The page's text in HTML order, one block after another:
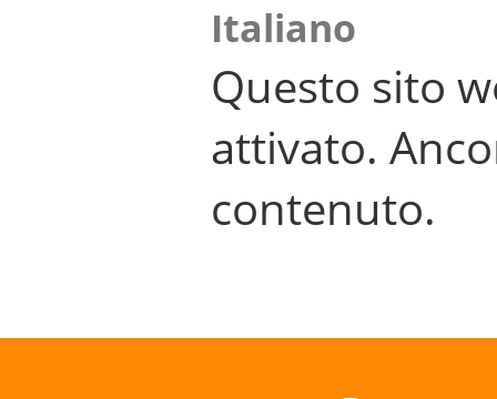
Italiano
Questo sito
attivato.
contenuto.